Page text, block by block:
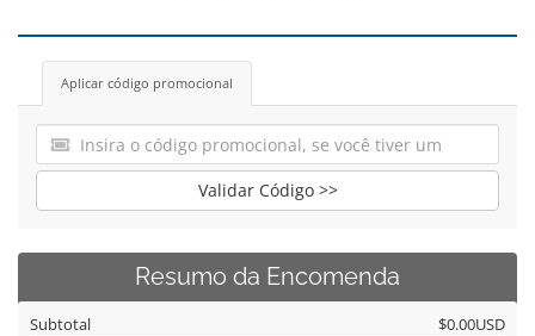
Aplicar código promocional
Validar Código >>
Resumo da Encomenda
Subtotal $0.00USD